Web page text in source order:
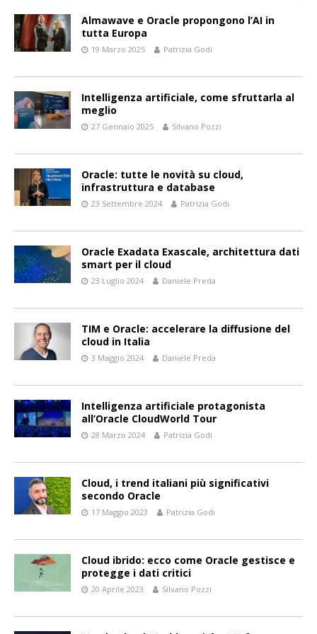
Almawave e Oracle propongono l’AI in
tutta Europa
19 Marzo 2025 Patrizia Godi
Intelligenza artificiale, come sfruttarla al
meglio
27 Gennaio 2025 Silvano Pozzi
Oracle: tutte le novità su cloud,
infrastruttura e database
23 Settembre 2024 Patrizia Godi
Oracle Exadata Exascale, architettura dati
smart per il cloud
23 Luglio 2024 Daniele Preda
TIM e Oracle: accelerare la diffusione del
cloud in Italia
3 Maggio 2024 Daniele Preda
Intelligenza artificiale protagonista
all’Oracle CloudWorld Tour
28 Marzo 2024 Patrizia Godi
Cloud, i trend italiani più significativi
secondo Oracle
17 Maggio 2023 Patrizia Godi
Cloud ibrido: ecco come Oracle gestisce e
protegge i dati critici
20 Aprile 2023 Silvano Pozzi